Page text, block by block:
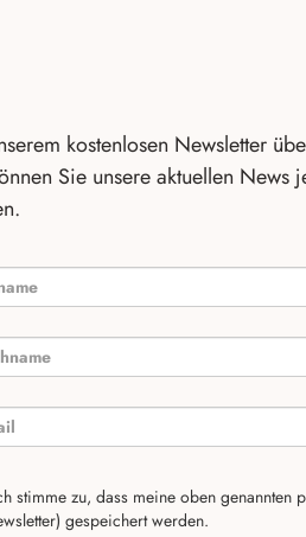
kostenlosen Newsletter
Sie unsere aktuellen
stimme zu, dass meine oben
gespeichert werden.